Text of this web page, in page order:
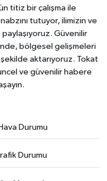
titiz bir çalışma ile
tutuyor, ilimizin ve
Güvenilir
bölgesel gelişmeleri
şekilde aktarıyoruz. Tokat
ve güvenilir habere
Durumu
Durumu